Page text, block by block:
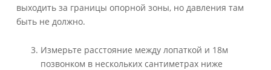
выходить за границы опорной зоны, но давления там
быть не должно.
Измерьте расстояние между лопаткой и 18м
позвонком в нескольких сантиметрах ниже